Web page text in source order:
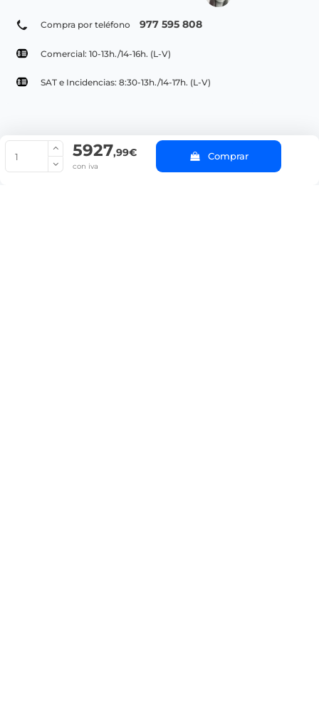
5927,99€
con iva
Comprar
Compra por teléfono 977 595 808
Comercial: 10-13h./14-16h. (L-V)
SAT e Incidencias: 8:30-13h./14-17h. (L-V)
© Copyright 2022 PepeBar.com | Política de cookies |
Aviso legal y
Condiciones generales de compra |